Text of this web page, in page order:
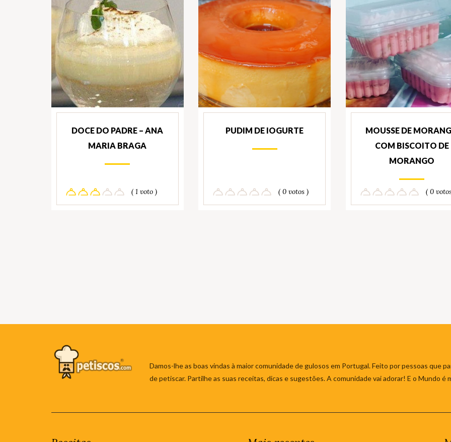
DOCE DO PADRE – ANA
MARIA BRAGA
( 1 voto )
PUDIM DE IOGURTE
( 0 votos )
MOUSSE DE
COM BISCOITO DE
MORANGO
( 0
Damos-lhe as boas vindas à maior comunidade de gulosos em Portugal. Feito por pessoas que
de petiscar. Partilhe as suas receitas, dicas e sugestões. A comunidade vai adorar! E o Mundo é